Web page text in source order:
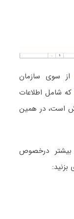
از سوی سازمان
که شامل اطلاعات
است، در همین
درخصوص